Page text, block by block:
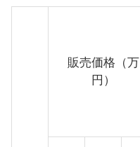
販売価格（万
円）